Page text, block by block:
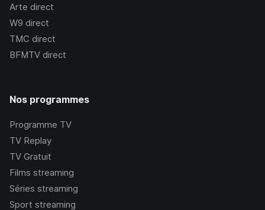
Arte direct
W9 direct
TMC direct
BFMTV direct
Nos programmes
Programme TV
TV Replay
TV Gratuit
Films streaming
Séries streaming
Sport streaming